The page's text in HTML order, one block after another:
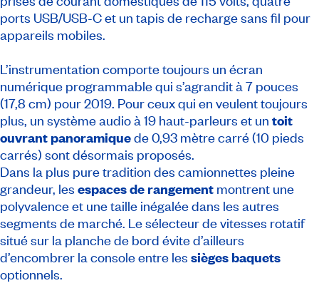
ports USB/USB-C et un tapis de recharge sans fil pour
appareils mobiles.
L’instrumentation comporte toujours un écran
numérique programmable qui s’agrandit à 7 pouces
(17,8 cm) pour 2019. Pour ceux qui en veulent toujours
plus, un système audio à 19 haut-parleurs et un toit
ouvrant panoramiquede 0,93 mètre carré (10 pieds
carrés) sont désormais proposés.
Dans la plus pure tradition des camionnettes pleine
grandeur, les espaces de rangement montrent une
polyvalence et une taille inégalée dans les autres
segments de marché. Le sélecteur de vitesses rotatif
situé sur la planche de bord évite d’ailleurs
d’encombrer la console entre les sièges baquets
optionnels.